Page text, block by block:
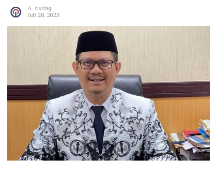
A. Awing
Juli 20, 2023